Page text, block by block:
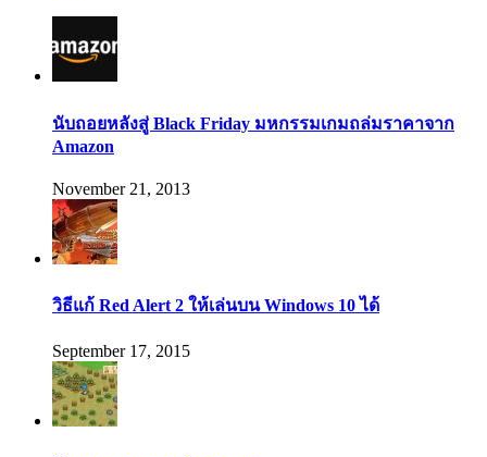
นับถอยหลังสู่ Black Friday มหกรรมเกมถล่มราคาจาก
Amazon
November 21, 2013
วิธีแก้ Red Alert 2 ให้เล่นบน Windows 10 ได้
September 17, 2015